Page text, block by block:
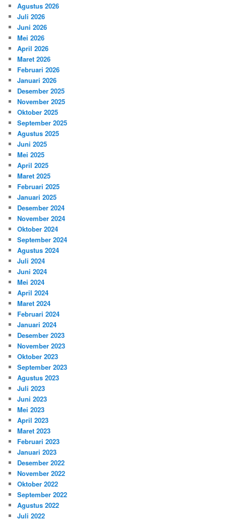
Agustus 2026
Juli 2026
Juni 2026
Mei 2026
April 2026
Maret 2026
Februari 2026
Januari 2026
Desember 2025
November 2025
Oktober 2025
September 2025
Agustus 2025
Juni 2025
Mei 2025
April 2025
Maret 2025
Februari 2025
Januari 2025
Desember 2024
November 2024
Oktober 2024
September 2024
Agustus 2024
Juli 2024
Juni 2024
Mei 2024
April 2024
Maret 2024
Februari 2024
Januari 2024
Desember 2023
November 2023
Oktober 2023
September 2023
Agustus 2023
Juli 2023
Juni 2023
Mei 2023
April 2023
Maret 2023
Februari 2023
Januari 2023
Desember 2022
November 2022
Oktober 2022
September 2022
Agustus 2022
Juli 2022